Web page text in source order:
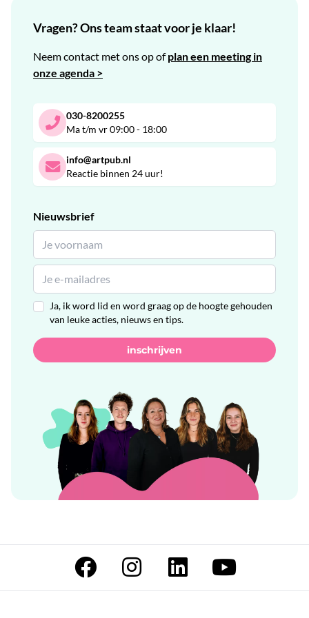
Vragen? Ons team staat voor je klaar!
Neem contact met ons op ofplan een meeting in
onze agenda >
030-8200255
Ma t/m vr 09:00 - 18:00
info@artpub.nl
Reactie binnen 24 uur!
Nieuwsbrief
Ja, ik word lid en word graag op de hoogte gehouden
van leuke acties, nieuws en tips.